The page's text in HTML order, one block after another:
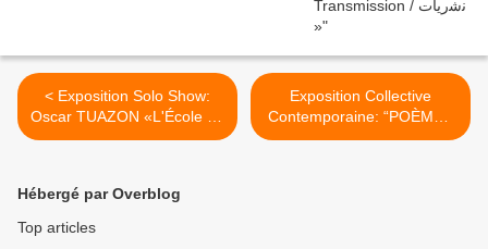
< Exposition Solo Show:
Oscar TUAZON «L'École de
l'eau»
Exposition Collective
Contemporaine: “POÈMES
ET DESSINS DE LA FILLE
Hébergé par Overblog
Top articles